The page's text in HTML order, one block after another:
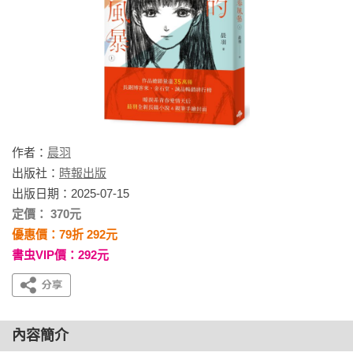
作者： 晨羽
出版社： 時報出版
出版日期：2025-07-15
定價： 370元
優惠價：79折 292元
書虫VIP價：292元
內容簡介